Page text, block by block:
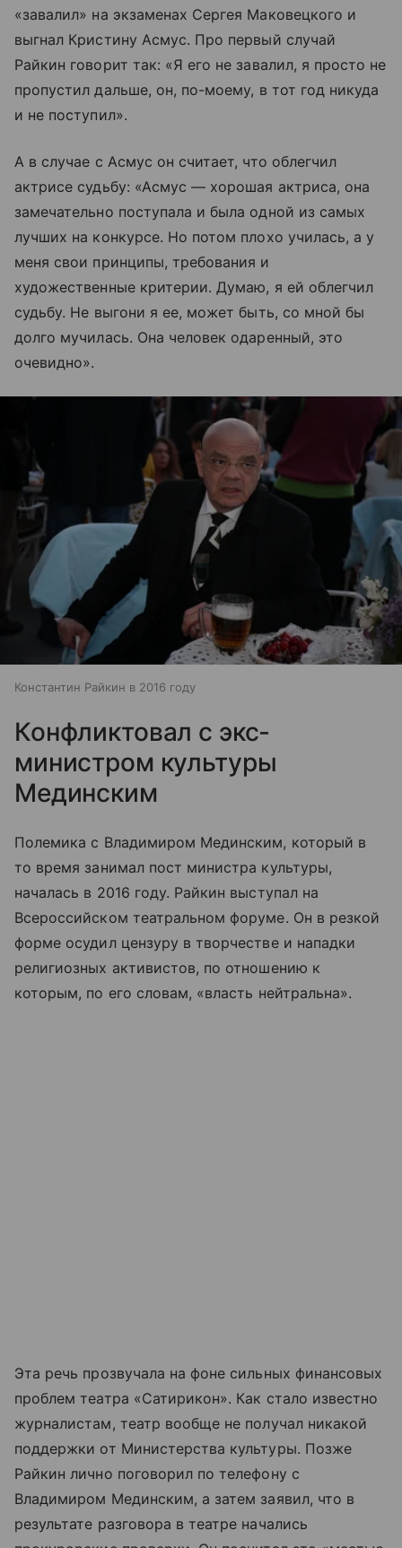
«завалил» на экзаменах Сергея Маковецкого и
выгнал Кристину Асмус. Про первый случай
Райкин говорит так: «Я его не завалил, я просто не
пропустил дальше, он, по-моему, в тот год никуда
и не поступил».
А в случае с Асмус он считает, что облегчил
актрисе судьбу: «Асмус — хорошая актриса, она
замечательно поступала и была одной из самых
лучших на конкурсе. Но потом плохо училась, а у
меня свои принципы, требования и
художественные критерии. Думаю, я ей облегчил
судьбу. Не выгони я ее, может быть, со мной бы
долго мучилась. Она человек одаренный, это
очевидно».
Константин Райкин в 2016 году
Конфликтовал с экс-
министром культуры
Мединским
Полемика с Владимиром Мединским, который в
то время занимал пост министра культуры,
началась в 2016 году. Райкин выступал на
Всероссийском театральном форуме. Он в резкой
форме осудил цензуру в творчестве и нападки
религиозных активистов, по отношению к
которым, по его словам, «власть нейтральна».
Эта речь прозвучала на фоне сильных финансовых
проблем театра «Сатирикон». Как стало известно
журналистам, театр вообще не получал никакой
поддержки от Министерства культуры. Позже
Райкин лично поговорил по телефону с
Владимиром Мединским, а затем заявил, что в
результате разговора в театре начались